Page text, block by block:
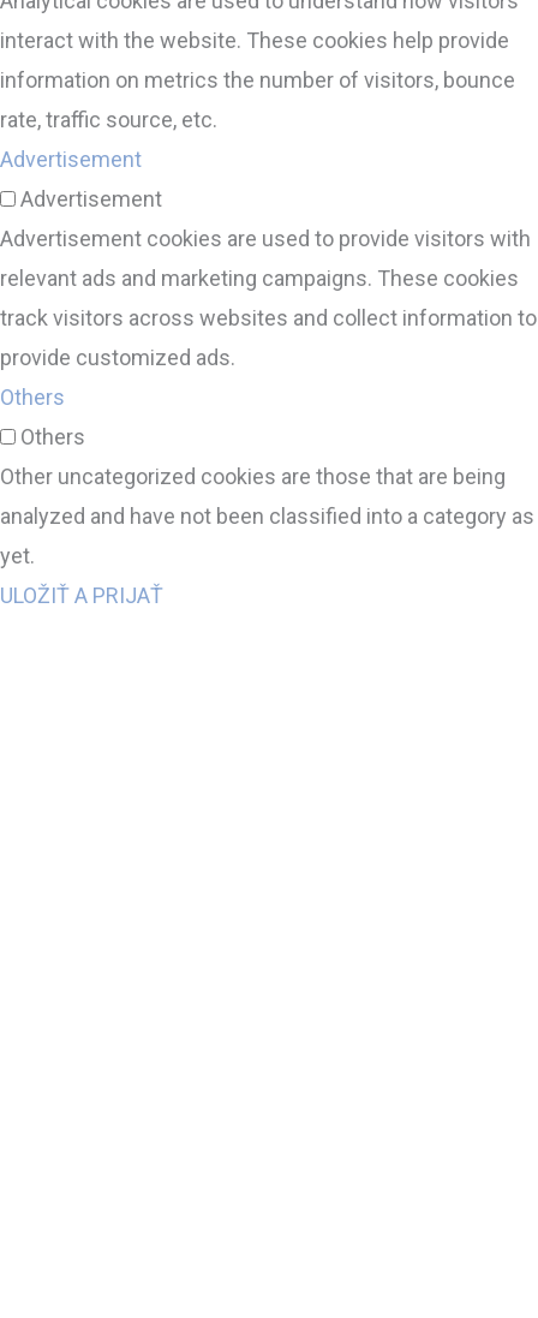
interact with the website. These cookies help provide
information on metrics the number of visitors, bounce
rate, traffic source, etc.
Advertisement
Advertisement
Advertisement cookies are used to provide visitors with
relevant ads and marketing campaigns. These cookies
track visitors across websites and collect information to
provide customized ads.
Others
Others
Other uncategorized cookies are those that are being
analyzed and have not been classified into a category as
yet.
ULOŽIŤ A PRIJAŤ